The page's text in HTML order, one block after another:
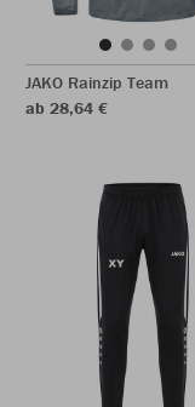
JAKO Rainzip Team
ab 28,64 €